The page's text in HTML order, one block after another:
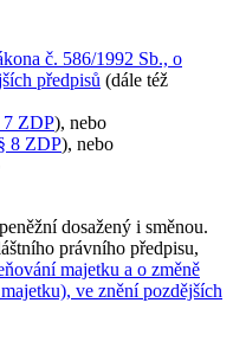
č. 586/1992 Sb., o
předpisů (dále též
7 ZDP), nebo
8 ZDP), nebo
dosažený i směnou.
právního předpisu,
majetku a o změně
ve znění pozdějších